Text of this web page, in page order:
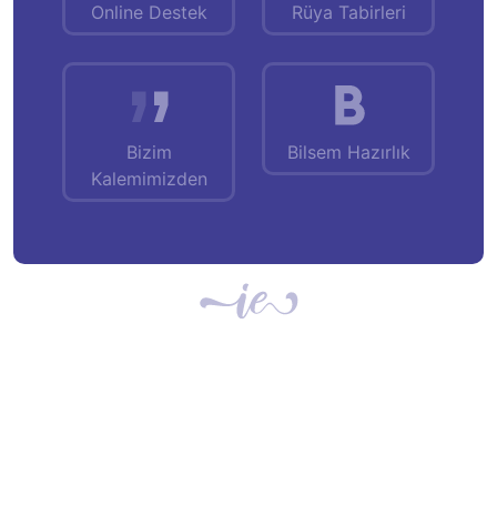
Online Destek Rüya Tabirleri
Bizim
Kalemimizden
Bilsem Hazırlık